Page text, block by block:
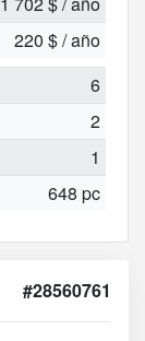
220 $ / año
6
2
1
648 pc
#28560761